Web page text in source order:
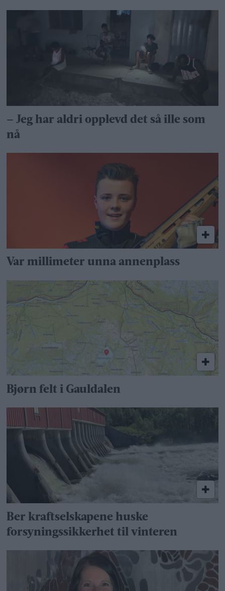
– Jeg har aldri opplevd det så ille som
nå
Var millimeter unna annenplass
Bjørn felt i Gauldalen
Ber kraftselskapene huske
forsyningssikkerhet til vinteren